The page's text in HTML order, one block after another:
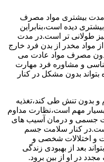
مدت بیشتری مواد مصرف
دیده است،بنابراین
طولانی تر است.در مدت
مخدر از بدن فرد خارج
مصرف مواد عادت می
و مشاوره فرد مهارت
بتواند بدون مشکل در کنار
و بدون تنش طی کند،تغذیه
مهم است،نظارت مداوم
جسمی و درمان آسیب های
کنار سلامت جسم
و اختلالات شخصی و
بعد از بهبودی زندگی
در او از بین برود.